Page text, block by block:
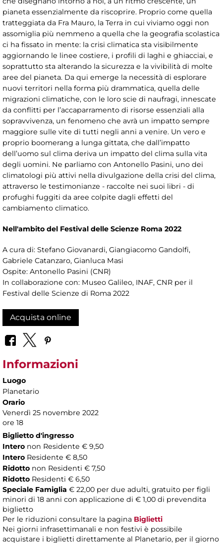
pianeta essenzialmente da riscoprire. Proprio come quella
tratteggiata da Fra Mauro, la Terra in cui viviamo oggi non
assomiglia più nemmeno a quella che la geografia scolastica
ci ha fissato in mente: la crisi climatica sta visibilmente
aggiornando le linee costiere, i profili di laghi e ghiacciai, e
soprattutto sta alterando la sicurezza e la vivibilità di molte
aree del pianeta. Da qui emerge la necessità di esplorare
nuovi territori nella forma più drammatica, quella delle
migrazioni climatiche, con le loro scie di naufragi, innescate
da conflitti per l’accaparramento di risorse essenziali alla
sopravvivenza, un fenomeno che avrà un impatto sempre
maggiore sulle vite di tutti negli anni a venire. Un vero e
proprio boomerang a lunga gittata, che dall’impatto
dell’uomo sul clima deriva un impatto del clima sulla vita
degli uomini. Ne parliamo con Antonello Pasini, uno dei
climatologi più attivi nella divulgazione della crisi del clima,
attraverso le testimonianze - raccolte nei suoi libri - di
profughi fuggiti da aree colpite dagli effetti del
cambiamento climatico.
Nell'ambito del Festival delle Scienze Roma 2022
A cura di: Stefano Giovanardi, Giangiacomo Gandolfi,
Gabriele Catanzaro, Gianluca Masi
Ospite: Antonello Pasini (CNR)
In collaborazione con: Museo Galileo, INAF, CNR per il
Festival delle Scienze di Roma 2022
Acquista online
Informazioni
Luogo
Planetario
Orario
Venerdì 25 novembre 2022
ore 18
Biglietto d'ingresso
Intero non Residente € 9,50
Intero Residente € 8,50
Ridotto non Residenti € 7,50
Ridotto Residenti € 6,50
Speciale Famiglia € 22,00 per due adulti, gratuito per figli
minori di 18 anni con applicazione di € 1,00 di prevendita
biglietto
Per le riduzioni consultare la pagina Biglietti
Nei giorni infrasettimanali e non festivi è possibile
acquistare i biglietti direttamente al Planetario, per il giorno